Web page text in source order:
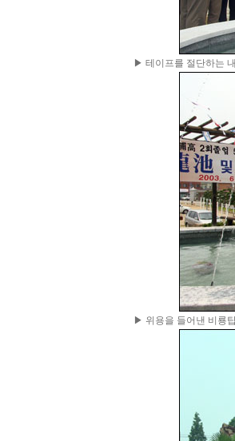
▶ 테이프를 절단하는
▶ 위용을 들어낸 비룡